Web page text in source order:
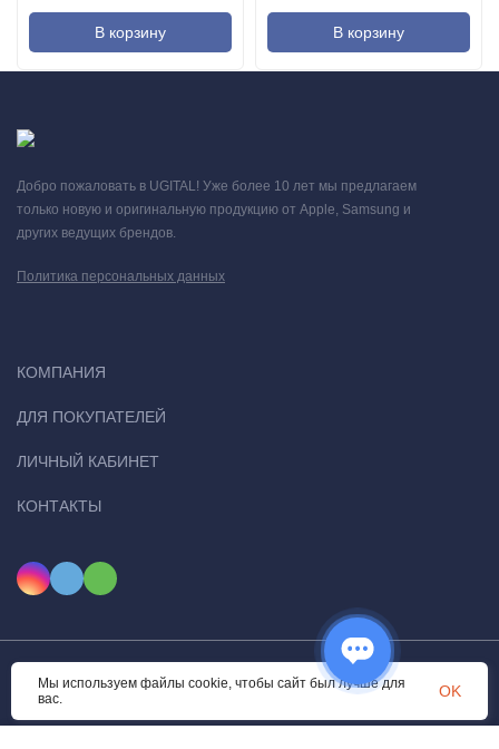
В корзину В корзину
Добро пожаловать в UGITAL! Уже более 10 лет мы предлагаем
только новую и оригинальную продукцию от Apple, Samsung и
других ведущих брендов.
Политика персональных данных
КОМПАНИЯ
ДЛЯ ПОКУПАТЕЛЕЙ
ЛИЧНЫЙ КАБИНЕТ
КОНТАКТЫ
© 2026 Ugital. Все права защищены
Мы используем файлы cookie, чтобы сайт был лучше для
вас.
OK